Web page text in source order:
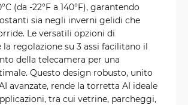
(da -22°F a 140°F), garantendo
sia negli inverni gelidi che
Le versatili opzioni di
regolazione su 3 assi facilitano il
della telecamera per una
Questo design robusto, unito
avanzate, rende la torretta AI ideale
tra cui vetrine, parcheggi,